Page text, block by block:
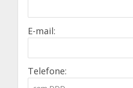
E-mail:
Telefone: